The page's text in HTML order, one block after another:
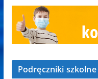
Podręczniki szkolne